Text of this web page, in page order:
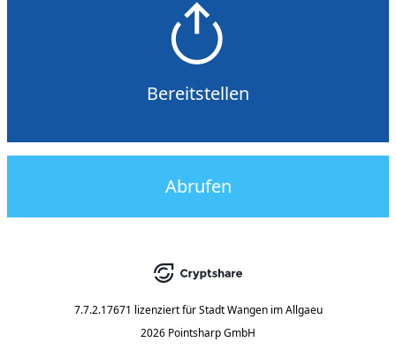
Bereitstellen
Abrufen
7.7.2.17671 lizenziert für Stadt Wangen im Allgaeu
2026 Pointsharp GmbH